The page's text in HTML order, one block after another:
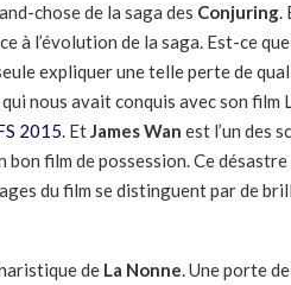
chose de la saga des Conjuring.
l’évolution de la saga. Est-ce que
expliquer une telle perte de
nous avait conquis avec son film
2015. EtJames Wan est l’un des
film de possession. Ce désastre
du film se distinguent par de
de La Nonne. Une porte